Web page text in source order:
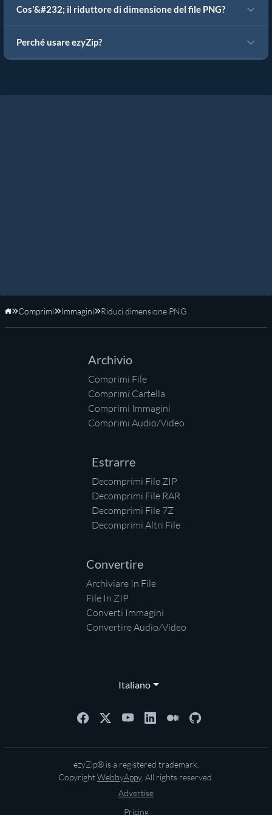
Cos'&#232; il riduttore di dimensione del file PNG?
Perché usare ezyZip?
Home
Comprimi Immagini Riduci dimensione PNG
Archivio
Comprimi File
Comprimi Cartella
Comprimi Immagini
Comprimi Audio/Video
Estrarre
Decomprimi File ZIP
Decomprimi File RAR
Decomprimi File 7Z
Decomprimi Altri File
Convertire
Archiviare In File
File In ZIP
Converti Immagini
Convertire Audio/Video
Italiano
ezyZip® is a registered trademark.
CopyrightWebbyAppy. All rights reserved.
Advertise
Pricing